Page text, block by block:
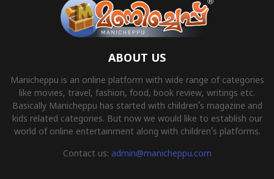
ABOUT US
Manicheppu is an online platform with wide range of categories
like movies, travel, fashion, food, book review, writings etc.
Basically Manicheppu has started with children’s magazine and
kids related categories. But now we would like to establish our
world of online entertainment along with children’s platforms.
Contact us: admin@manicheppu.com